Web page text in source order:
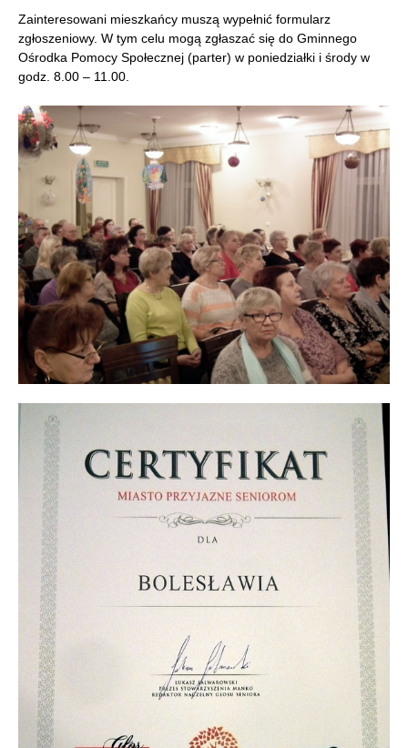
Zainteresowani mieszkańcy muszą wypełnić formularz
zgłoszeniowy. W tym celu mogą zgłaszać się do Gminnego
Ośrodka Pomocy Społecznej (parter) w poniedziałki i środy w
godz. 8.00 – 11.00.